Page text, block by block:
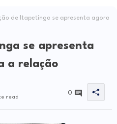
de Itapetinga se apresenta agora
se apresenta
a relação
read
0